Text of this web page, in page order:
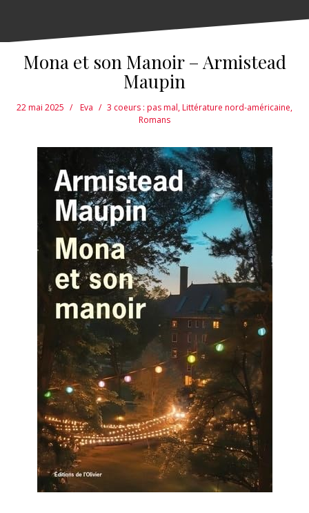
Mona et son Manoir – Armistead
Maupin
22 mai 2025 Eva 3 coeurs : pas mal,Littérature nord-américaine,
Romans